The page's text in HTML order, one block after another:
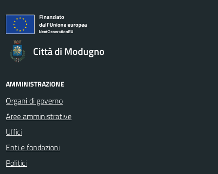
Città di Modugno
AMMINISTRAZIONE
Organi di governo
Aree amministrative
Uffici
Enti e fondazioni
Politici